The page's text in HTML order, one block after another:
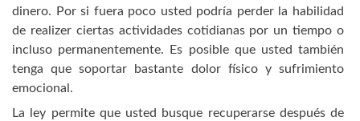
dinero. Por si fuera poco usted podría perder la habilidad
de realizer ciertas actividades cotidianas por un tiempo o
incluso permanentemente. Es posible que usted también
tenga que soportar bastante dolor físico y sufrimiento
emocional.
La ley permite que usted busque recuperarse después de